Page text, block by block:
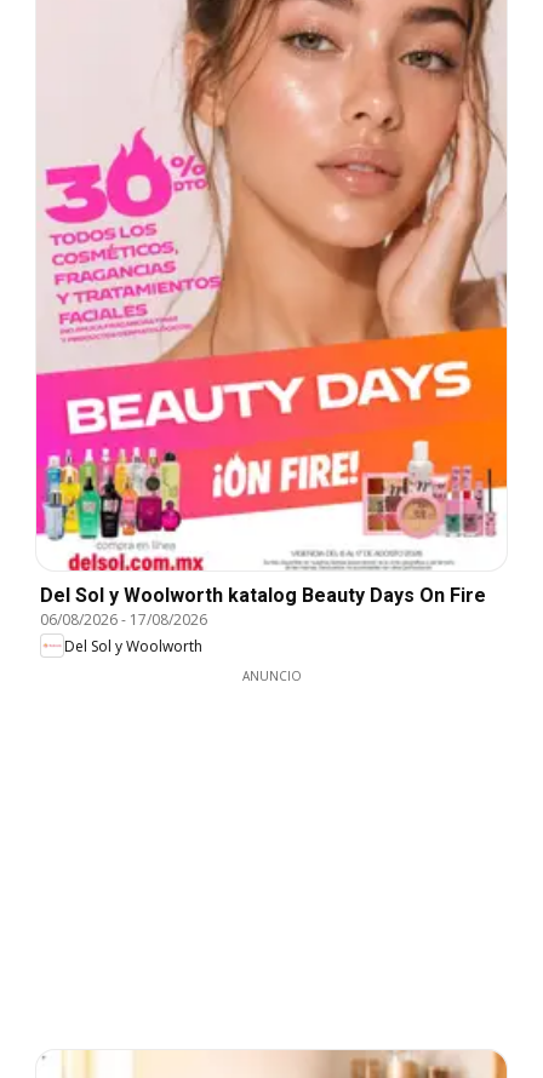
Del Sol y Woolworth katalog Beauty Days On Fire
06/08/2026- 17/08/2026
Del Sol y Woolworth
ANUNCIO